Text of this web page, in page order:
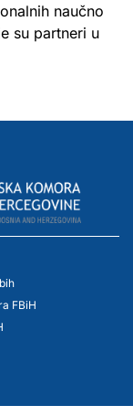
naučno
su partneri u
FBiH